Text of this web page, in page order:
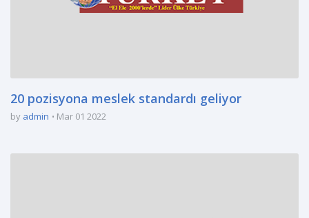
20 pozisyona meslek standardı geliyor
by admin Mar 01 2022